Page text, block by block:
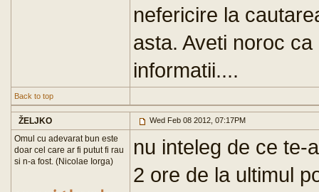
nefericire la
asta. Aveti noroc
informatii....
Back to top
ŽELJKO Wed Feb 08 2012, 07:17PM
Omul cu adevarat bun este
doar cel care ar fi putut fi rau
si n-a fost. (Nicolae Iorga)
nu inteleg de ce te-
2 ore de la ultimul